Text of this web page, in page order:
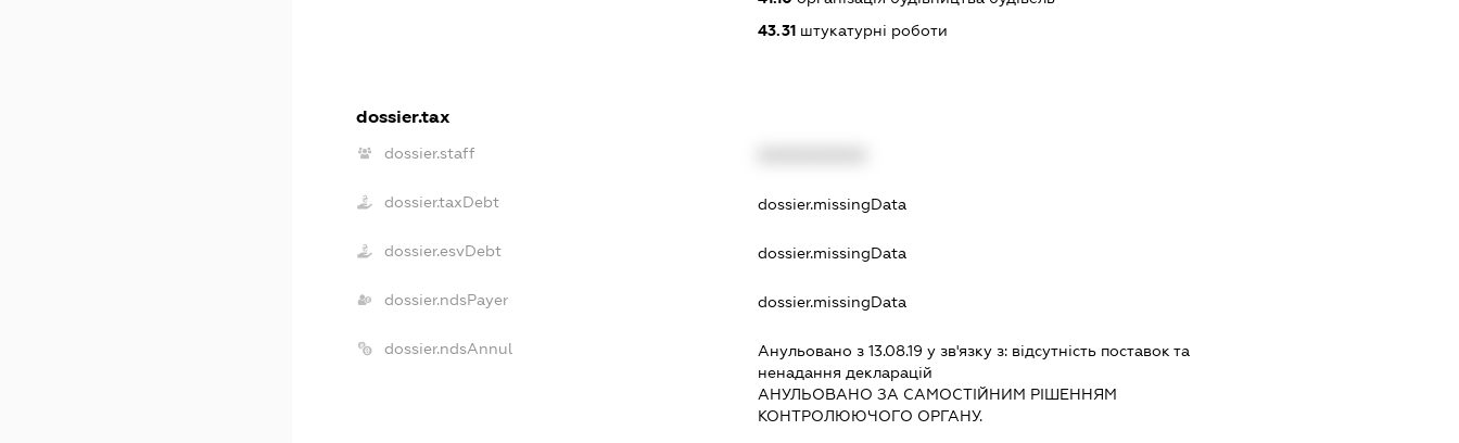
43.31 штукатурні роботи
dossier.tax
dossier.staff
dossier.taxDebt dossier.missingData
dossier.esvDebt dossier.missingData
dossier.ndsPayer dossier.missingData
dossier.ndsAnnul Анульовано з 13.08.19 у зв'язку з: вiдсутнiсть поставок та
ненадання декларацiй
АНУЛЬОВАНО ЗА САМОСТIЙНИМ РIШЕННЯМ
КОНТРОЛЮЮЧОГО ОРГАНУ.